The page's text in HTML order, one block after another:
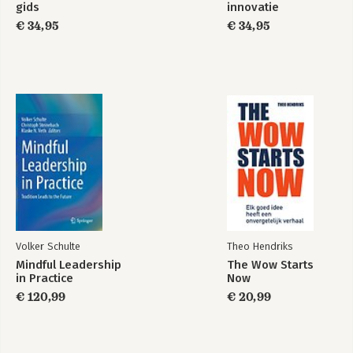
-Complexe systeemdynamiek
-Drivers of change
-Ecosystemen
-Fitness to landscape
-Verschillen die het verschil maken
-Zelforganisatie
-Veerkracht en duurzaamheid
Connectiviteit
-Co-evolutie
-Transformerende interacties
-Netwerken
-Grensoverschrijdende connecties
Tot slot
3 Systeeminnovatie
gids
€ 34,95
innovatie
€ 34,95
Volker Schulte
Mindful Leadership
in Practice
€ 120,99
Theo Hendriks
The Wow Starts
Now
€ 20,99